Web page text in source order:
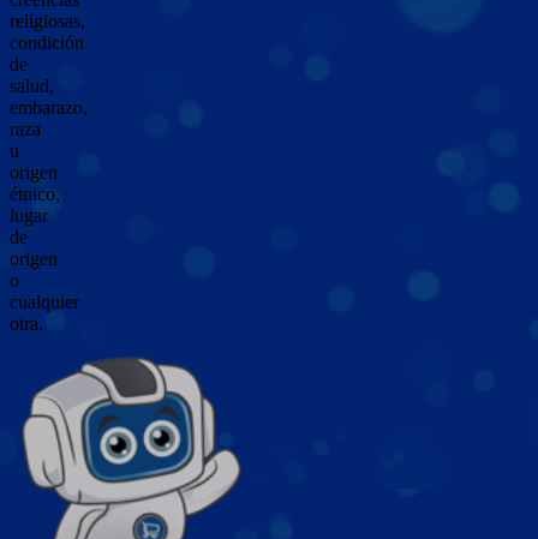
religiosas,
condición
de
salud,
embarazo,
raza
u
origen
étnico,
lugar
de
origen
o
cualquier
otra.